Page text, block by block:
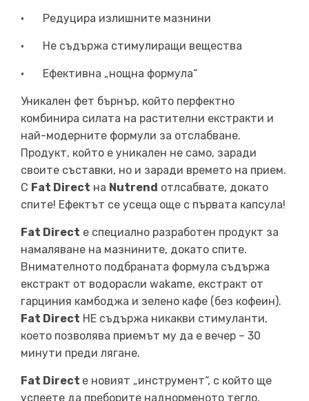
• Редуцира излишните мазнини
• Не съдържа стимулиращи вещества
• Ефективна „нощна формула“
Уникален фет бърнър, който перфектно
комбинира силата на растителни екстракти и
най-модерните формули за отслабване.
Продукт, който е уникален не само, заради
своите съставки, но и заради времето на прием.
С Fat Direct на Nutrend отлсабвате, докато
спите! Ефектът се усеща още с първата капсула!
Fat Direct е специално разработен продукт за
намаляване на мазнините, докато спите.
Внимателното подбраната формула съдържа
екстракт от водорасли wakame, екстракт от
гарциния камбоджа и зелено кафе (без кофеин).
Fat Direct НЕ съдържа никакви стимуланти,
което позволява приемът му да е вечер – 30
минути преди лягане.
Fat Direct е новият „инструмент“, с който ще
успеете да преборите наднорменото тегло.